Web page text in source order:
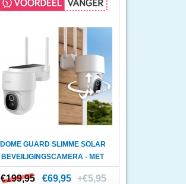
DOME GUARD SLIMME SOLAR
BEVEILIGINGSCAMERA - MET
A..
€199,95
€199,95 €69,95 +€5,95